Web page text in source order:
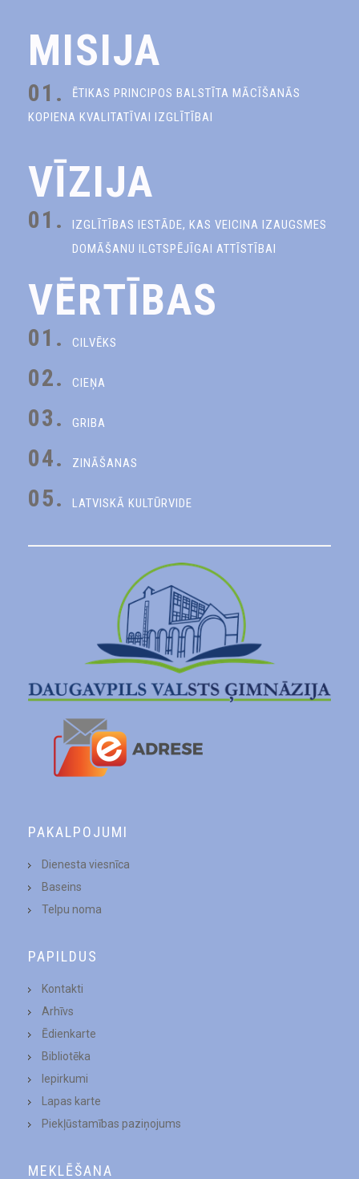
MISIJA
01.
ĒTIKAS PRINCIPOS BALSTĪTA MĀCĪŠANĀS
KOPIENA KVALITATĪVAI IZGLĪTĪBAI
VĪZIJA
01.
IZGLĪTĪBAS IESTĀDE, KAS VEICINA IZAUGSMES
DOMĀŠANU ILGTSPĒJĪGAI ATTĪSTĪBAI
VĒRTĪBAS
01. CILVĒKS
02. CIEŅA
03. GRIBA
04. ZINĀŠANAS
05. LATVISKĀ KULTŪRVIDE
PAKALPOJUMI
Dienesta viesnīca
Baseins
Telpu noma
PAPILDUS
Kontakti
Arhīvs
Ēdienkarte
Bibliotēka
Iepirkumi
Lapas karte
Piekļūstamības paziņojums
MEKLĒŠANA